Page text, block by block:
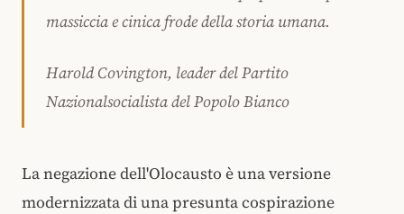
massiccia e cinica frode della storia umana.
Harold Covington, leader del Partito
Nazionalsocialista del Popolo Bianco
La negazione dell'Olocausto è una versione
modernizzata di una presunta cospirazione